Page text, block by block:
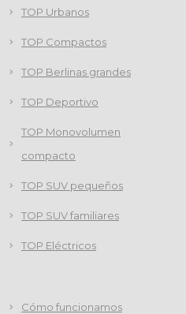
TOP Urbanos
TOP Compactos
TOP Berlinas grandes
TOP Deportivo
TOP Monovolumen
compacto
TOP SUV pequeños
TOP SUV familiares
TOP Eléctricos
Cómo funcionamos